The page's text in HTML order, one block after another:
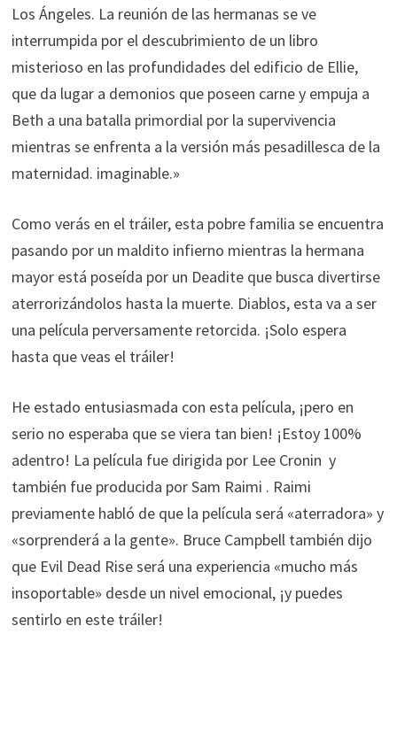
Los Ángeles. La reunión de las hermanas se ve
interrumpida por el descubrimiento de un libro
misterioso en las profundidades del edificio de Ellie,
que da lugar a demonios que poseen carne y empuja a
Beth a una batalla primordial por la supervivencia
mientras se enfrenta a la versión más pesadillesca de la
maternidad. imaginable.»
Como verás en el tráiler, esta pobre familia se encuentra
pasando por un maldito infierno mientras la hermana
mayor está poseída por un Deadite que busca divertirse
aterrorizándolos hasta la muerte. Diablos, esta va a ser
una película perversamente retorcida. ¡Solo espera
hasta que veas el tráiler!
He estado entusiasmada con esta película, ¡pero en
serio no esperaba que se viera tan bien! ¡Estoy 100%
adentro! La película fue dirigida por Lee Cronin y
también fue producida por Sam Raimi . Raimi
previamente habló de que la película será «aterradora» y
«sorprenderá a la gente». Bruce Campbell también dijo
que Evil Dead Rise será una experiencia «mucho más
insoportable» desde un nivel emocional, ¡y puedes
sentirlo en este tráiler!